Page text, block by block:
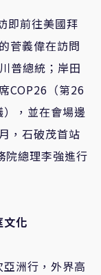
即前往美國拜
菅義偉在訪問
普總統；岸田
COP26 （第26
，並在會場邊
月，石破茂首站
院總理李強進行
文化
洲行，外界高